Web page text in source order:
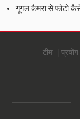
गूगल कैमरा से फोटो
टीम